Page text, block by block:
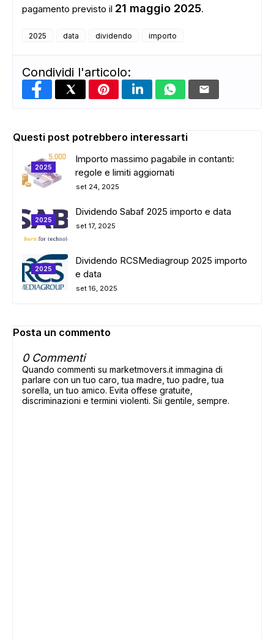
ADS
pagamento previsto il 21 maggio 2025.
2025 data dividendo importo
Condividi l'articolo:
Questi post potrebbero interessarti
2025
Importo massimo pagabile in contanti:
regole e limiti aggiornati
set 24, 2025
2025
Dividendo Sabaf 2025 importo e data
set 17, 2025
2025
Dividendo RCSMediagroup 2025 importo
e data
set 16, 2025
Posta un commento
0 Commenti
Quando commenti su marketmovers.it immagina di
parlare con un tuo caro, tua madre, tuo padre, tua
sorella, un tuo amico. Evita offese gratuite,
discriminazioni e termini violenti. Sii gentile, sempre.